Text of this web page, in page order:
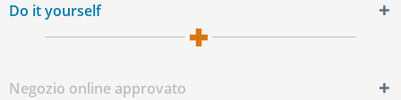
Do it yourself
Negozio online approvato